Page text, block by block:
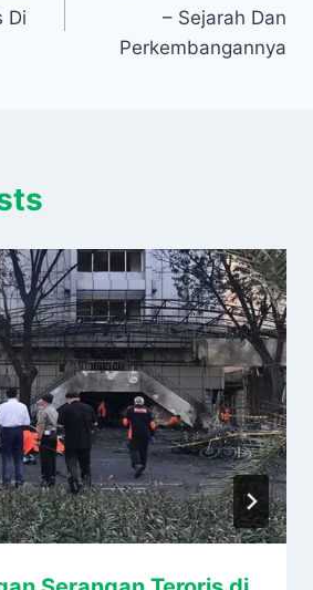
Di
– Sejarah Dan
Perkembangannya